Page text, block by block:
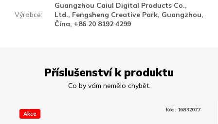
Příslušenství k produktu
Akce
Kód: 16832077
Výrobce:
Guangzhou Caiul Digital Products Co.,
Ltd., Fengsheng Creative Park, Guangzhou,
Čína, +86 20 8192 4299